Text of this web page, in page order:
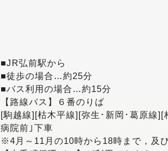
■JR弘前駅から
■徒歩の場合…約25分
■バス利用の場合…約15分
【路線バス】６番のりば
[駒越線][枯木平線][弥生･新岡･葛原線
病院前｣下車
※4月～11月の10時から18時まで，及